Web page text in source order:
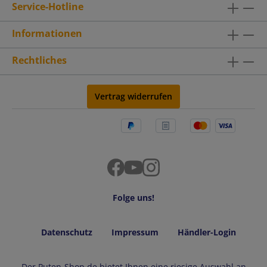
Schnitzel, weil sie sehr fettarm und dabei
StückPackungsinhalt: ca. 1.000 g, +/- 5 %
SchwankungLagertemperatur: Ungeöffnet bei
+2°C bis +4°C verbrauchen
bis:Mindesthaltbarkeit: 4 Tage
Service-Hotline
Informationen
Rechtliches
Vertrag widerrufen
Folge uns!
Datenschutz Impressum Händler-Login